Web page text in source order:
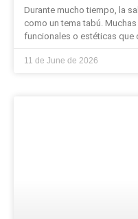
Durante mucho tiempo, la
como un tema tabú.
funcionales o estéticas que
11 de June de 2026